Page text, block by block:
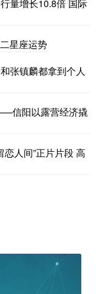
量增长10.8倍 国际
星座运势
张镇麟都拿到个人
信阳以露营经济撬
人间”正片片段 高